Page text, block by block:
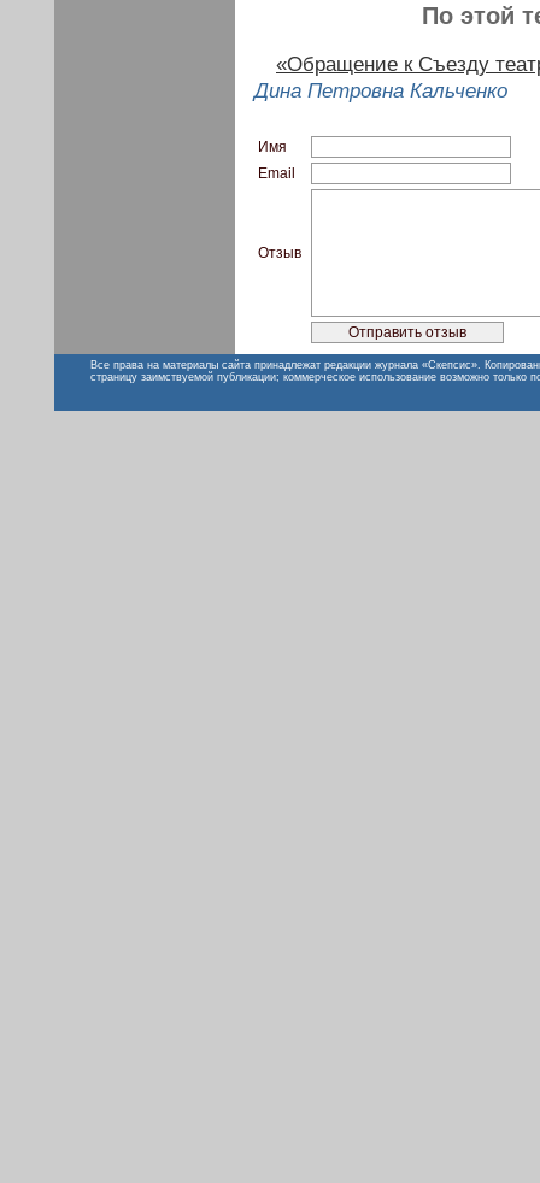
По этой
«Обращение к Съезду
Дина Петровна Кальченко
Имя
Email
Отзыв
Все права на материалы сайта принадлежат редакции журнала «Скепсис».
страницу заимствуемой публикации; коммерческое использование возможно только